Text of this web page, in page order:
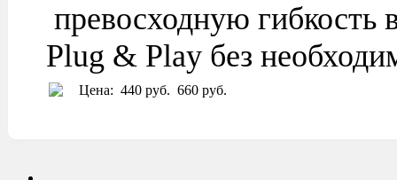
превосходную гибкость
Plug & Play без
Цена: 440 руб. 660 руб.